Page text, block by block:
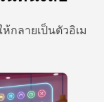
กลายเป็นตัวอิเม